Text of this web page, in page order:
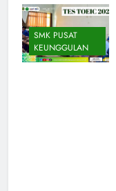
SMK PUSAT
KEUNGGULAN